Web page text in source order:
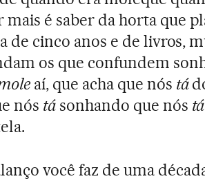
é saber da horta que
de cinco anos e de livros,
os que confundem
aí, que acha que nós tá
nós tásonhando que nós tá
você faz de uma